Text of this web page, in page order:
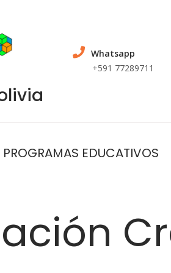
Whatsapp
+591 77289711
PROGRAMAS EDUCATIVOS